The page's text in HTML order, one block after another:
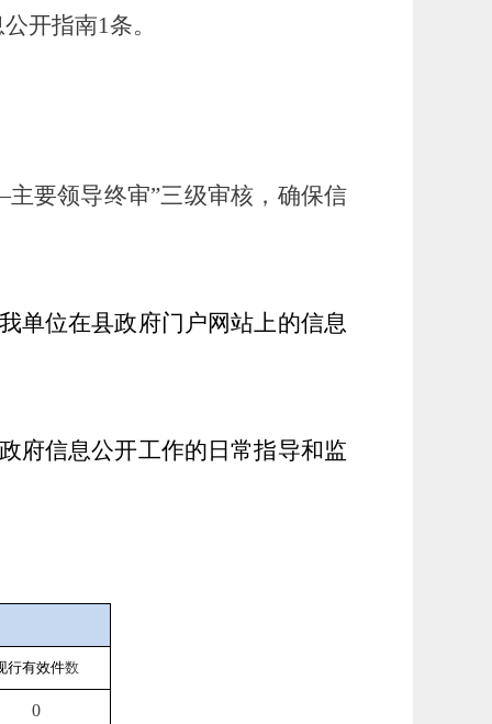
开指南1条。
要领导终审”三级审核，确保信
单位在县政府门户网站上的信息
府信息公开工作的日常指导和监
行有效件数
0